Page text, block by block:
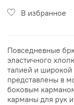
В избранное
Повседневные
эластичного
талией и
представлены в
боковым
карманы для рук